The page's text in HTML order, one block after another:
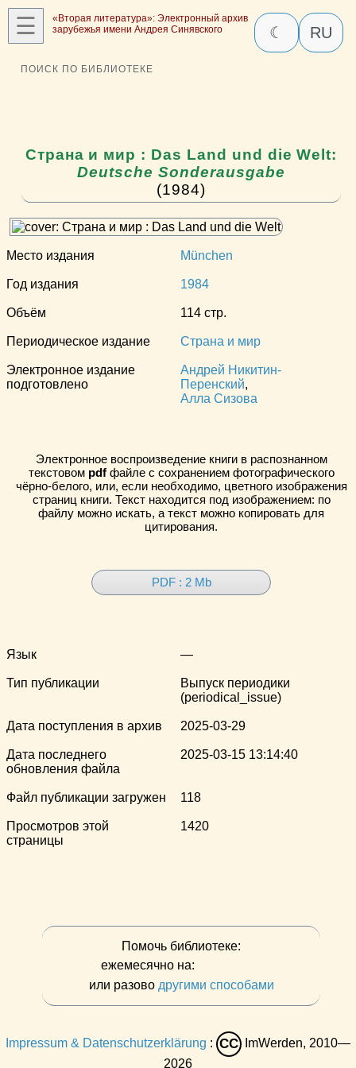
☰
«Вторая литература»: Электронный архив
зарубежья имени Андрея Синявского
☾ RU
ПОИСК ПО БИБЛИОТЕКЕ
Страна и мир : Das Land und die Welt:
Deutsche Sonderausgabe
(1984)
Место издания München
Год издания 1984
Объём 114 стр.
Периодическое издание Страна и мир
Электронное издание
подготовлено
Андрей Никитин-
Перенский,
Алла Сизова
Электронное воспроизведение книги в распознанном
текстовом pdfфайле с сохранением фотографического
чёрно-белого, или, если необходимо, цветного изображения
страниц книги. Текст находится под изображением: по
файлу можно искать, а текст можно копировать для
цитирования.
PDF : 2 Mb
Язык —
Тип публикации
Выпуск периодики
(periodical_issue)
Дата поступления в архив 2025-03-29
Дата последнего
обновления файла
2025-03-15 13:14:40
Файл публикации загружен 118
Просмотров этой
страницы
1420
Помочь библиотеке:
ежемесячно на:
или разово другими способами
Impressum & Datenschutzerklärung : CC
ImWerden, 2010—
2026